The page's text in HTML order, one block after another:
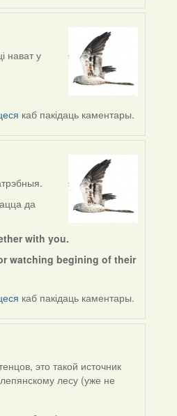
нават у
каб пакідаць каментары.
да
with you.
watching begining of their
каб пакідаць каментары.
это такой источник
лесу (уже не